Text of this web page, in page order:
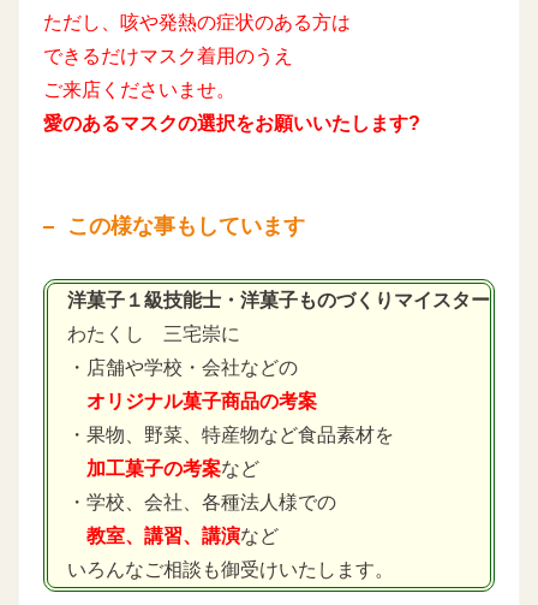
ただし、咳や発熱の症状のある方は
できるだけマスク着用のうえ
ご来店くださいませ。
愛のあるマスクの選択をお願いいたします?
この様な事もしています
洋菓子１級技能士・洋菓子ものづくりマイスター
わたくし 三宅崇に
・店舗や学校・会社などの
オリジナル菓子商品の考案
・果物、野菜、特産物など食品素材を
加工菓子の考案など
・学校、会社、各種法人様での
教室、講習、講演など
いろんなご相談も御受けいたします。